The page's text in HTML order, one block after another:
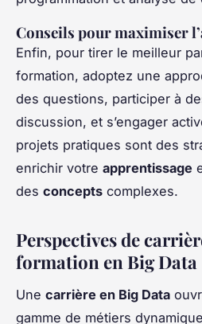
Conseils pour maximiser
Enfin, pour tirer le meilleur
formation, adoptez une
des questions, participer à
discussion, et s’engager
projets pratiques sont des
enrichir votre apprentissage
des concepts complexes.
Perspectives de
formation en Big Data
Une carrière en Big Data
gamme de métiers